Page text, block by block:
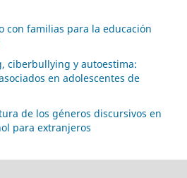
con familias para la educación
ciberbullying y autoestima:
en adolescentes de
de los géneros discursivos en
para extranjeros